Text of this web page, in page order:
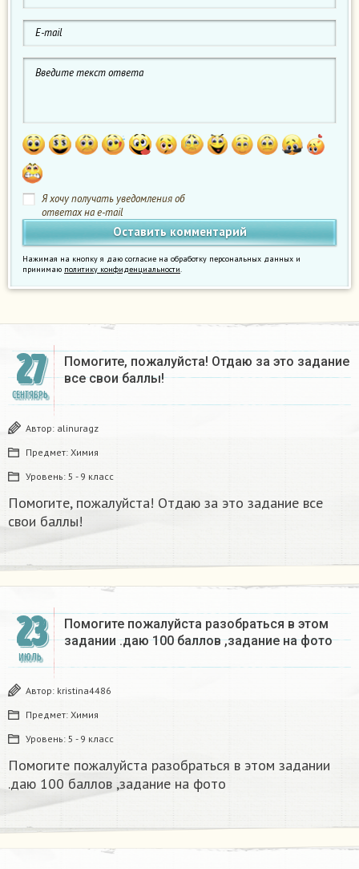
Я хочу получать уведомления об
ответах на e-mail
Нажимая на кнопку я даю согласие на обработку персональных данных и
принимаю политику конфиденциальности
27
СЕНТЯБРЬ
Помогите, пожалуйста! Отдаю за это задание
все свои баллы!
Автор: alinuragz
Предмет: Химия
Уровень: 5 - 9 класс
Помогите, пожалуйста! Отдаю за это задание все
свои баллы!
23
ИЮЛЬ
Помогите пожалуйста разобраться в этом
задании .даю 100 баллов ,задание на фото ​
Автор: kristina4486
Предмет: Химия
Уровень: 5 - 9 класс
Помогите пожалуйста разобраться в этом задании
.даю 100 баллов ,задание на фото ​